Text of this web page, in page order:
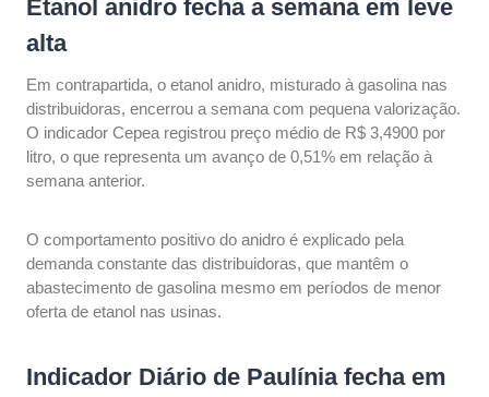
Etanol anidro fecha a semana em leve
alta
Em contrapartida, o etanol anidro, misturado à gasolina nas
distribuidoras, encerrou a semana com pequena valorização.
O indicador Cepea registrou preço médio de R$ 3,4900 por
litro, o que representa um avanço de 0,51% em relação à
semana anterior.
O comportamento positivo do anidro é explicado pela
demanda constante das distribuidoras, que mantêm o
abastecimento de gasolina mesmo em períodos de menor
oferta de etanol nas usinas.
Indicador Diário de Paulínia fecha em